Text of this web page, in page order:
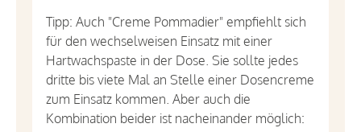
Tipp: Auch "Creme Pommadier" empfiehlt sich
für den wechselweisen Einsatz mit einer
Hartwachspaste in der Dose. Sie sollte jedes
dritte bis viete Mal an Stelle einer Dosencreme
zum Einsatz kommen. Aber auch die
Kombination beider ist nacheinander möglich: